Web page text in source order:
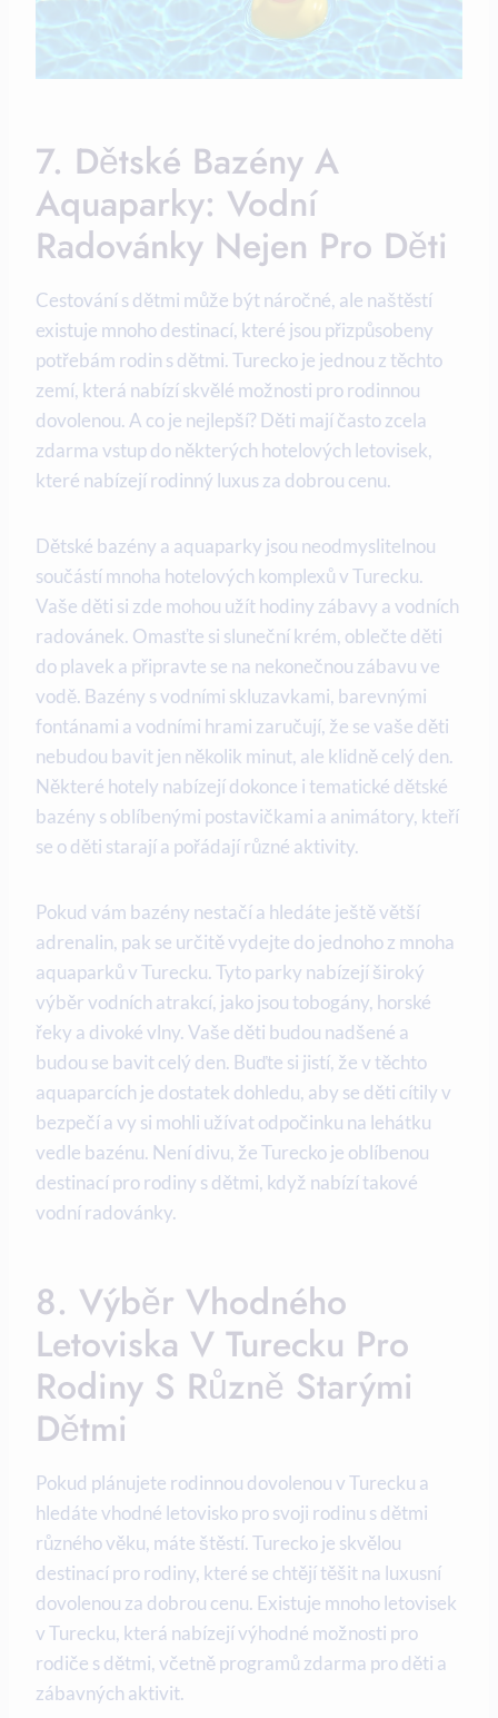
7. Dětské Bazény A
Aquaparky: Vodní
Radovánky Nejen Pro Děti
Cestování s dětmi může být náročné, ale naštěstí
existuje mnoho destinací, které jsou přizpůsobeny
potřebám rodin s dětmi. Turecko je jednou z těchto
zemí, která nabízí skvělé možnosti pro rodinnou
dovolenou. A co je nejlepší? Děti mají často zcela
zdarma vstup do některých hotelových letovisek,
které nabízejí rodinný luxus za dobrou cenu.
Dětské bazény a aquaparky jsou neodmyslitelnou
součástí mnoha hotelových komplexů v Turecku.
Vaše děti si zde mohou užít hodiny zábavy a vodních
radovánek. Omasťte si sluneční krém, oblečte děti
do plavek a připravte se na nekonečnou zábavu ve
vodě. Bazény s vodními skluzavkami, barevnými
fontánami a vodními hrami zaručují, že se vaše děti
nebudou bavit jen několik minut, ale klidně celý den.
Některé hotely nabízejí dokonce i tematické dětské
bazény s oblíbenými postavičkami a animátory, kteří
se o děti starají a pořádají různé aktivity.
Pokud vám bazény nestačí a hledáte ještě větší
adrenalin, pak se určitě vydejte do jednoho z mnoha
aquaparků v Turecku. Tyto parky nabízejí široký
výběr vodních atrakcí, jako jsou tobogány, horské
řeky a divoké vlny. Vaše děti budou nadšené a
budou se bavit celý den. Buďte si jistí, že v těchto
aquaparcích je dostatek dohledu, aby se děti cítily v
bezpečí a vy si mohli užívat odpočinku na lehátku
vedle bazénu. Není divu, že Turecko je oblíbenou
destinací pro rodiny s dětmi, když nabízí takové
vodní radovánky.
8. Výběr Vhodného
Letoviska V Turecku Pro
Rodiny S Různě Starými
Dětmi
Pokud plánujete rodinnou dovolenou v Turecku a
hledáte vhodné letovisko pro svoji rodinu s dětmi
různého věku, máte štěstí. Turecko je skvělou
destinací pro rodiny, které se chtějí těšit na luxusní
dovolenou za dobrou cenu. Existuje mnoho letovisek
v Turecku, která nabízejí výhodné možnosti pro
rodiče s dětmi, včetně programů zdarma pro děti a
zábavných aktivit.